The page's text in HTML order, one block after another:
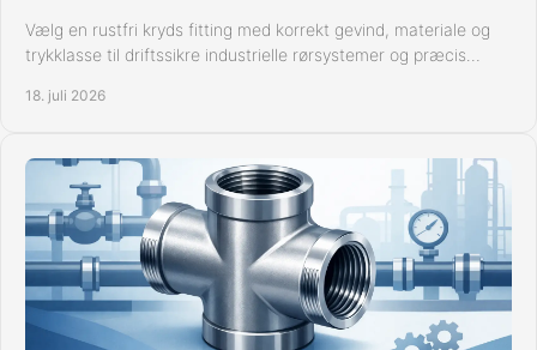
Vælg en rustfri kryds fitting med korrekt gevind, materiale og
trykklasse til driftssikre industrielle rørsystemer og præcis
18. juli 2026